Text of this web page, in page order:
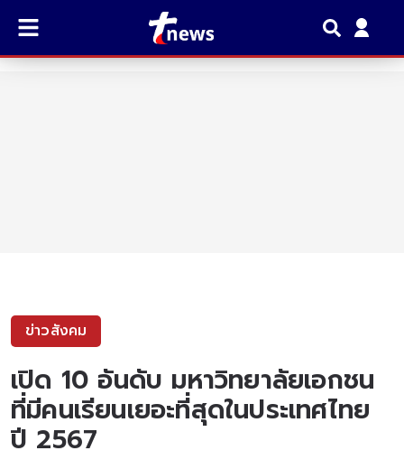
ข่าวสังคม
เปิด 10 อันดับ มหาวิทยาลัยเอกชน
ที่มีคนเรียนเยอะที่สุดในประเทศไทย
ปี 2567